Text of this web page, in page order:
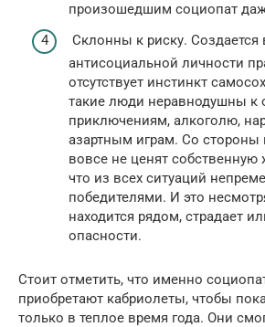
произошедшим социопат
Склонны к риску. Создается
антисоциальной личности
отсутствует инстинкт
такие люди неравнодушны к
приключениям, алкоголю,
азартным играм. Со стороны
вовсе не ценят
что из всех ситуаций
победителями. И это
находится рядом, страдает
опасности.
Стоит отметить, что именно
приобретают кабриолеты, чтобы
только в теплое время года. Они